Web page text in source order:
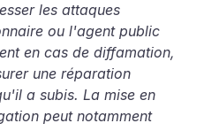
les attaques
ou l'agent public
en cas de diffamation,
une réparation
a subis. La mise en
peut notamment